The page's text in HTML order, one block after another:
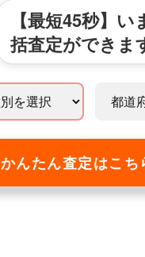
【最短45秒】
括査定ができま
かんたん査定はこち